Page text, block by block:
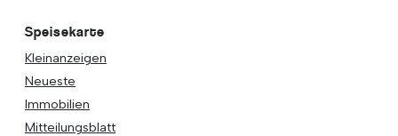
Speisekarte
Kleinanzeigen
Neueste
Immobilien
Mitteilungsblatt